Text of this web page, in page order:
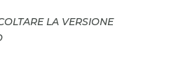
LA VERSIONE